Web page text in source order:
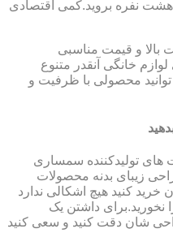
نفره بروید.کمی اقتصادی
بالا و قیمت مناسبی
خانگی آنقدر متنوع
محصولی با ظرفیت و
های تولیدکننده سمساری
زیبای بدنه محصولات
کنید هیچ اشکالی ندارد
نخورید.برای داشتن یک
شان دقت کنید و سعی کنید